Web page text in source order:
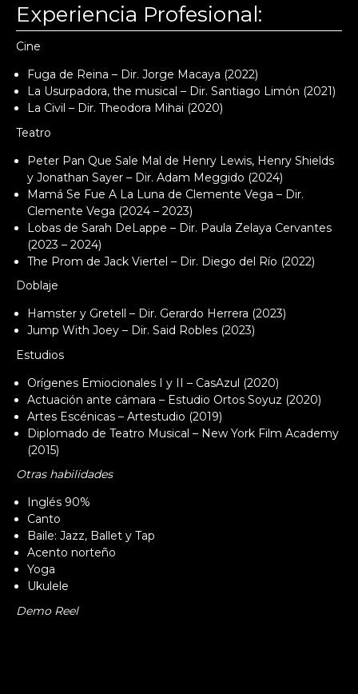
Experiencia Profesional:
Cine
Fuga de Reina – Dir. Jorge Macaya (2022)
La Usurpadora, the musical – Dir. Santiago Limón (2021)
La Civil – Dir. Theodora Mihai (2020)
Teatro
Peter Pan Que Sale Mal de Henry Lewis, Henry Shields
y Jonathan Sayer – Dir. Adam Meggido (2024)
Mamá Se Fue A La Luna de Clemente Vega – Dir.
Clemente Vega (2024 – 2023)
Lobas de Sarah DeLappe – Dir. Paula Zelaya Cervantes
(2023 – 2024)
The Prom de Jack Viertel – Dir. Diego del Río (2022)
Doblaje
Hamster y Gretell – Dir. Gerardo Herrera (2023)
Jump With Joey – Dir. Said Robles (2023)
Estudios
Orígenes Emiocionales I y II – CasAzul (2020)
Actuación ante cámara – Estudio Ortos Soyuz (2020)
Artes Escénicas – Artestudio (2019)
Diplomado de Teatro Musical – New York Film Academy
(2015)
Otras habilidades
Inglés 90%
Canto
Baile: Jazz, Ballet y Tap
Acento norteño
Yoga
Ukulele
Demo Reel